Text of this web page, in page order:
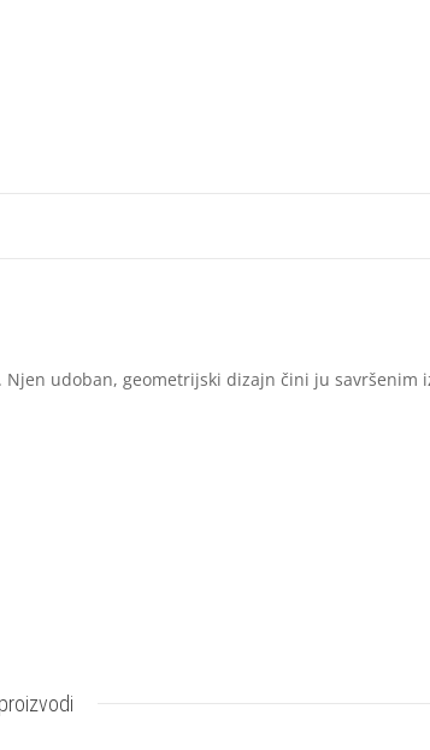
udoban, geometrijski dizajn čini ju savršenim